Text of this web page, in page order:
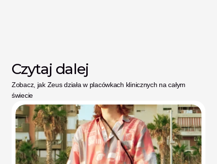
Czytaj dalej
Zobacz, jak Zeus działa w placówkach klinicznych na całym
świecie